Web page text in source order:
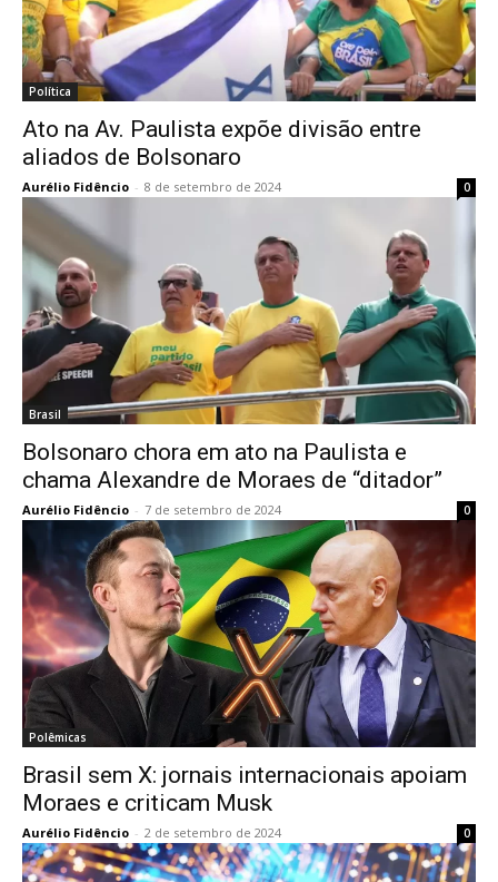
Política
Ato na Av. Paulista expõe divisão entre
aliados de Bolsonaro
Aurélio Fidêncio - 8 de setembro de 2024 0
Brasil
Bolsonaro chora em ato na Paulista e
chama Alexandre de Moraes de “ditador”
Aurélio Fidêncio - 7 de setembro de 2024 0
Polêmicas
Brasil sem X: jornais internacionais apoiam
Moraes e criticam Musk
Aurélio Fidêncio - 2 de setembro de 2024 0